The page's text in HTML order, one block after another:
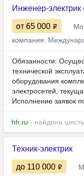
Инженер-электрик
от 65 000
компания:
Обязанности:
технической
оборудования
электросетей,
Исполнение заявок
hh.ru - найдена
Техник-электрик
до 110 000